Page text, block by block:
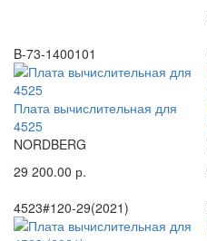
B-73-1400101
Плата вычислительная для
4525
NORDBERG
29 200.00 р.
4523#120-29(2021)